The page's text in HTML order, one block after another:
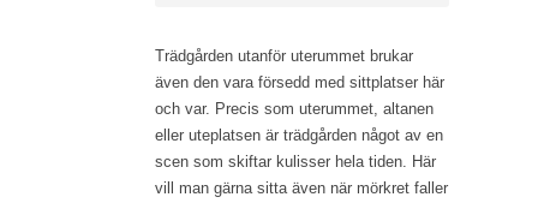
Trädgården utanför uterummet brukar
även den vara försedd med sittplatser här
och var. Precis som uterummet, altanen
eller uteplatsen är trädgården något av en
scen som skiftar kulisser hela tiden. Här
vill man gärna sitta även när mörkret faller